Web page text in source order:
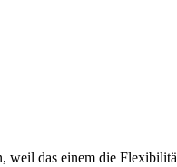
das einem die